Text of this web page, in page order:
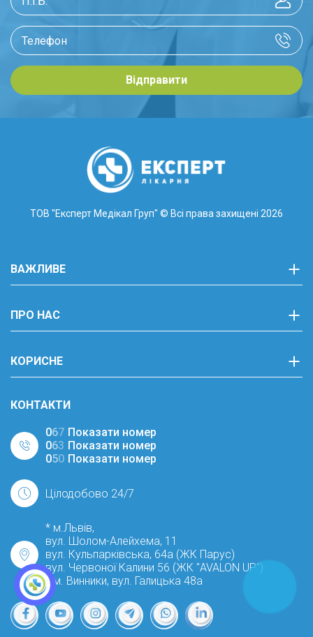
Відправити
ТОВ "Експерт Медікал Груп" © Всі права захищені 2026
ВАЖЛИВЕ
ПРО НАС
КОРИСНЕ
КОНТАКТИ
067 Показати номер
063 Показати номер
050 Показати номер
Цілодобово 24/7
* м.Львів,
вул. Шолом-Алейхема, 11
вул. Кульпарківська, 64а (ЖК Парус)
вул. Червоної Калини 56 (ЖК "AVALON UP")
* м. Винники, вул. Галицька 48а